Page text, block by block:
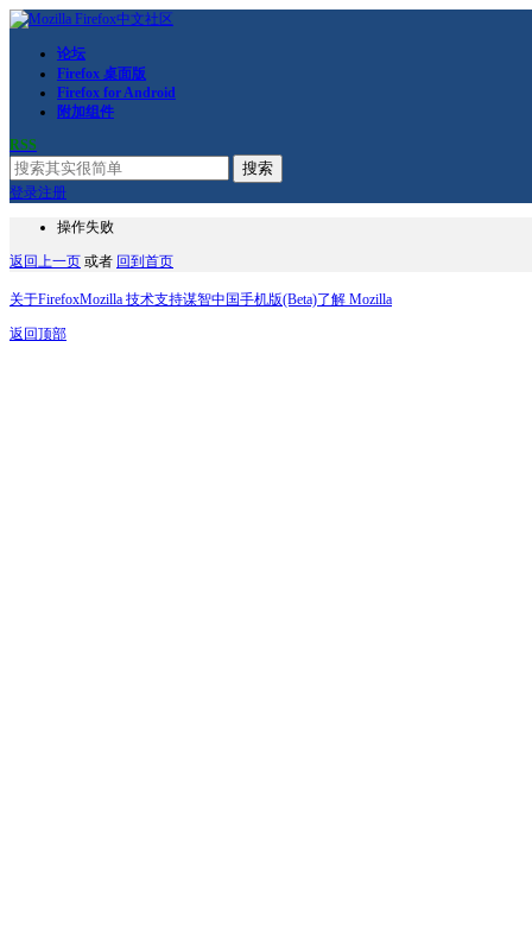
论坛
Firefox 桌面版
Firefox for Android
附加组件
RSS
搜索
登录注册
操作失败
返回上一页 或者 回到首页
关于FirefoxMozilla 技术支持谋智中国手机版(Beta)了解 Mozilla
返回顶部